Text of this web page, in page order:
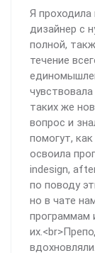
Я проходила
дизайнер с
полной,
течение
таких же
вопрос и
помогут,
освоила
indesign,
по поводу
но в чате
программам